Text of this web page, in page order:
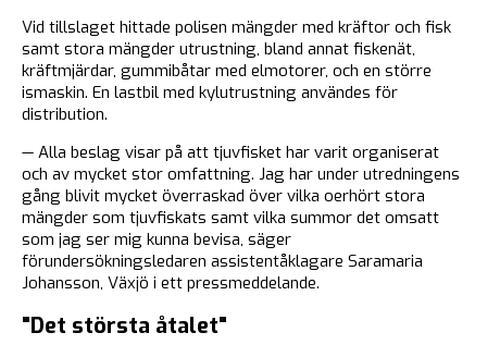
Vid tillslaget hittade polisen mängder med kräftor och fisk
samt stora mängder utrustning, bland annat fiskenät,
kräftmjärdar, gummibåtar med elmotorer, och en större
ismaskin. En lastbil med kylutrustning användes för
distribution.
— Alla beslag visar på att tjuvfisket har varit organiserat
och av mycket stor omfattning. Jag har under utredningens
gång blivit mycket överraskad över vilka oerhört stora
mängder som tjuvfiskats samt vilka summor det omsatt
som jag ser mig kunna bevisa, säger
förundersökningsledaren assistentåklagare Saramaria
Johansson, Växjö i ett pressmeddelande.
"Det största åtalet"